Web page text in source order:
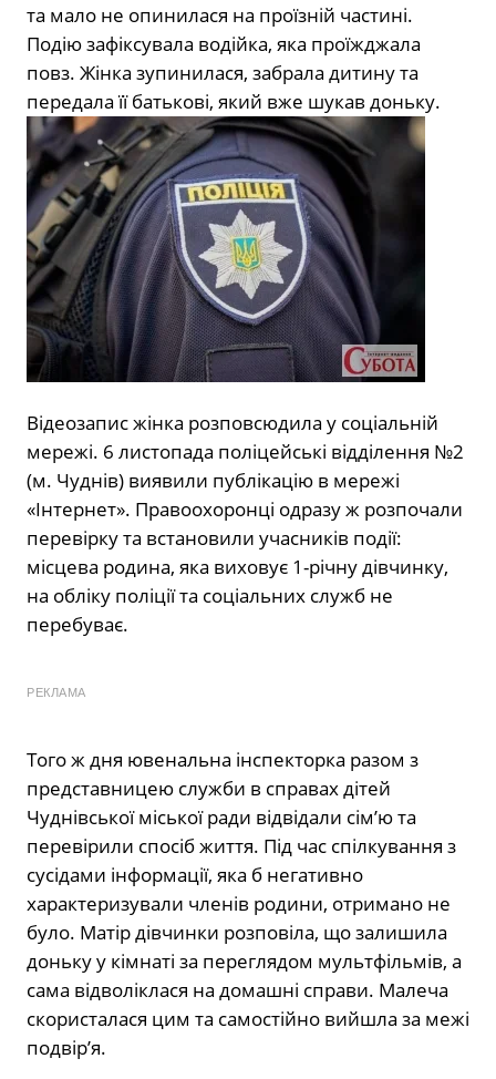
та мало не опинилася на проїзній частині.
Подію зафіксувала водійка, яка проїжджала
повз. Жінка зупинилася, забрала дитину та
передала її батькові, який вже шукав доньку.
Відеозапис жінка розповсюдила у соціальній
мережі. 6 листопада поліцейські відділення №2
(м. Чуднів) виявили публікацію в мережі
«Інтернет». Правоохоронці одразу ж розпочали
перевірку та встановили учасників події:
місцева родина, яка виховує 1-річну дівчинку,
на обліку поліції та соціальних служб не
перебуває.
РЕКЛАМА
Того ж дня ювенальна інспекторка разом з
представницею служби в справах дітей
Чуднівської міської ради відвідали сім’ю та
перевірили спосіб життя. Під час спілкування з
сусідами інформації, яка б негативно
характеризували членів родини, отримано не
було. Матір дівчинки розповіла, що залишила
доньку у кімнаті за переглядом мультфільмів, а
сама відволіклася на домашні справи. Малеча
скористалася цим та самостійно вийшла за межі
подвір’я.